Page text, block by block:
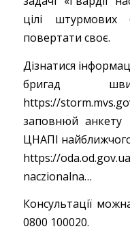
цілі штурмових
повертати своє.
Дізнатися
бригад
https://
заповнюй анкету
ЦНАПІ
https://
naczionalna…
Консультації
0800 100020.